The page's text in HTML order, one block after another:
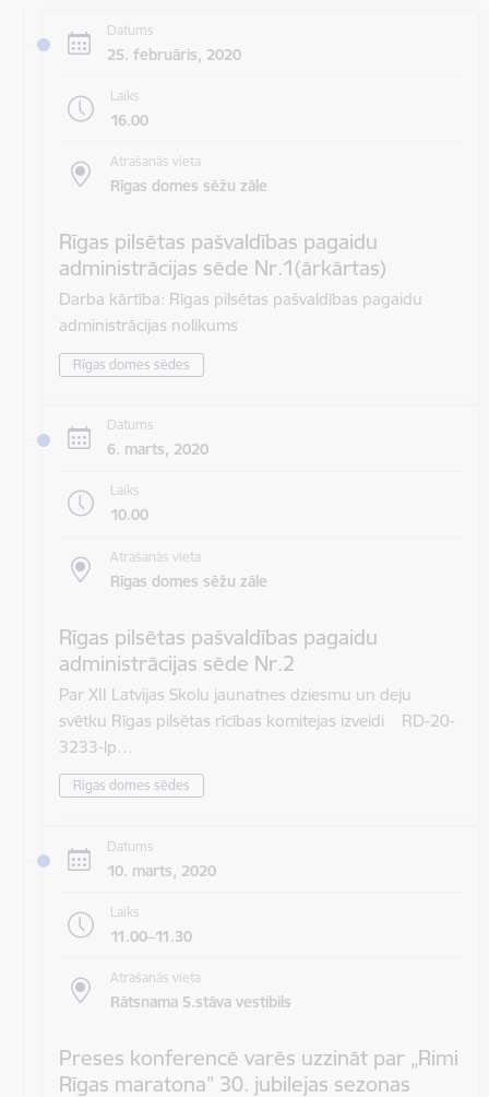
Datums
25. februāris, 2020
Laiks
16.00
Atrašanās vieta
Rīgas domes sēžu zāle
Rīgas pilsētas pašvaldības pagaidu
administrācijas sēde Nr.1(ārkārtas)
Darba kārtība: Rīgas pilsētas pašvaldības pagaidu
administrācijas nolikums
Rīgas domes sēdes
Datums
6. marts, 2020
Laiks
10.00
Atrašanās vieta
Rīgas domes sēžu zāle
Rīgas pilsētas pašvaldības pagaidu
administrācijas sēde Nr.2
Par XII Latvijas Skolu jaunatnes dziesmu un deju
svētku Rīgas pilsētas rīcības komitejas izveidi RD-20-
3233-lp…
Rīgas domes sēdes
Datums
10. marts, 2020
Laiks
11.00–11.30
Atrašanās vieta
Rātsnama 5.stāva vestibils
Preses konferencē varēs uzzināt par „Rimi
Rīgas maratona” 30. jubilejas sezonas